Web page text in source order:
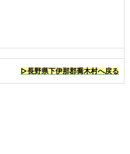
▷長野県下伊那郡喬木村へ戻る